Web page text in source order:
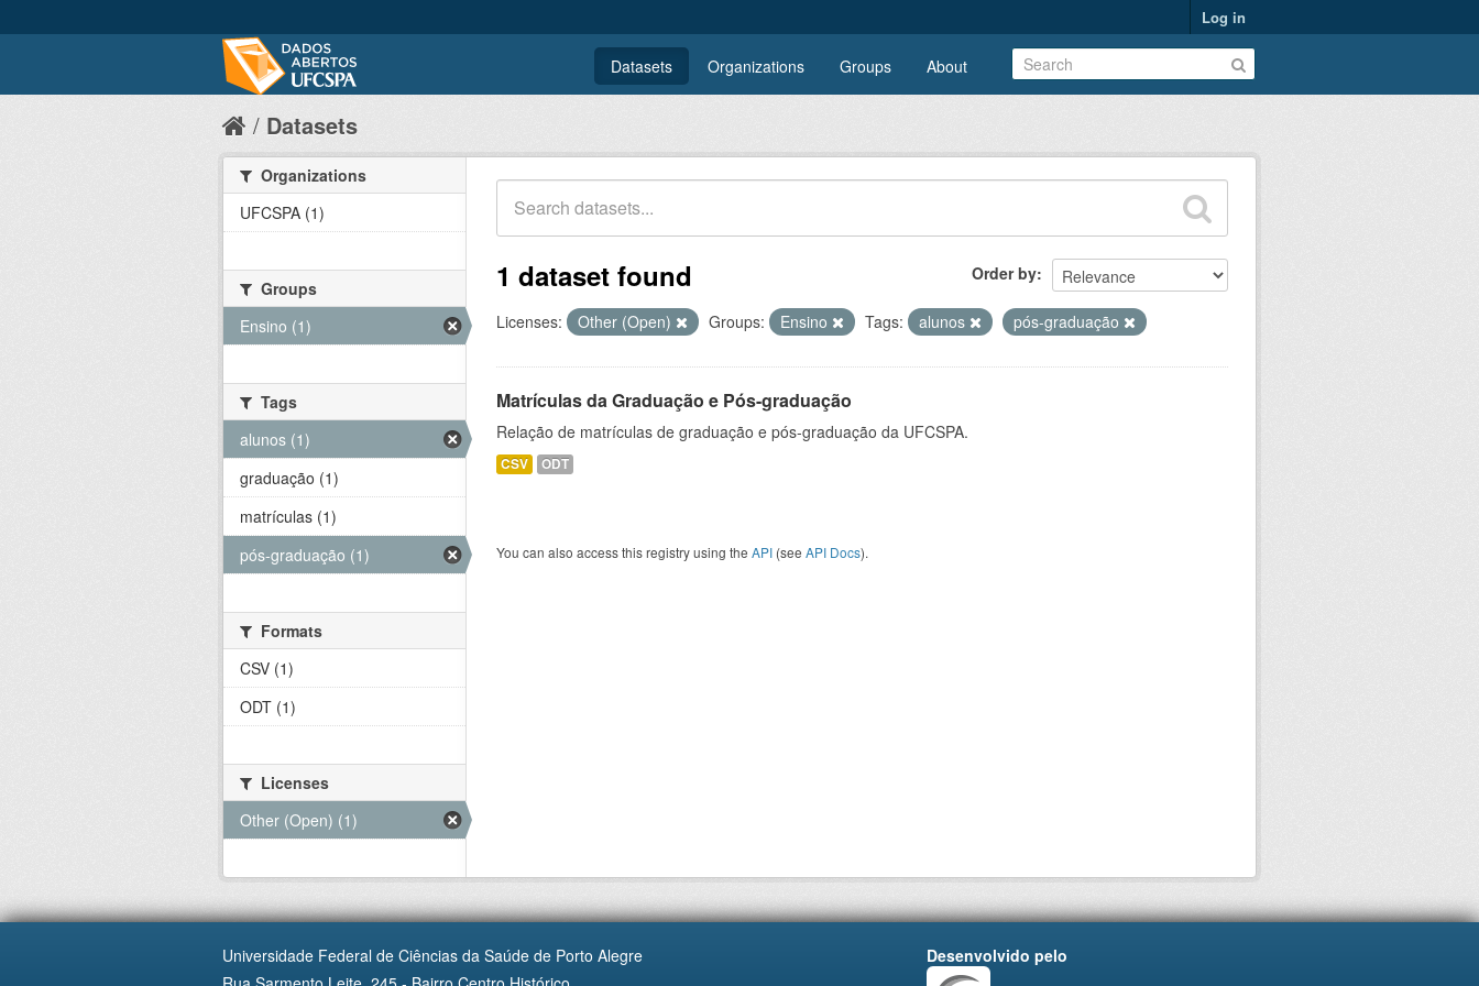
Log in
Datasets Organizations Groups About
Datasets
Order by
1 dataset found
Licenses: Other (Open) Groups: Ensino Tags: alunos pós-graduação
Matrículas da Graduação e Pós-graduação
Relação de matrículas de graduação e pós-graduação da UFCSPA.
CSV ODT
You can also access this registry using the API (see API Docs).
Organizations
UFCSPA (1)
Groups
Ensino (1)
Tags
alunos (1)
graduação (1)
matrículas (1)
pós-graduação (1)
Formats
CSV (1)
ODT (1)
Licenses
Other (Open) (1)
Universidade Federal de Ciências da Saúde de Porto Alegre
Desenvolvido pelo